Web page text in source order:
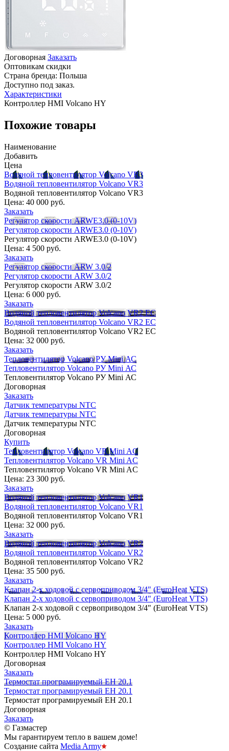
Договорная Заказать
Оптовикам скидки
Страна бренда: Польша
Доступно под заказ.
Характеристики
Контроллер HMI Volcano HY
Похожие товары
Наименование
Добавить
Цена
Водяной тепловентилятор Volcano VR3
Водяной тепловентилятор Volcano VR3
Водяной тепловентилятор Volcano VR3
Цена: 40 000 руб.
Заказать
Регулятор скорости ARWE3.0 (0-10V)
Регулятор скорости ARWE3.0 (0-10V)
Регулятор скорости ARWE3.0 (0-10V)
Цена: 4 500 руб.
Заказать
Регулятор скорости ARW 3.0/2
Регулятор скорости ARW 3.0/2
Регулятор скорости ARW 3.0/2
Цена: 6 000 руб.
Заказать
Водяной тепловентилятор Volcano VR2 EC
Водяной тепловентилятор Volcano VR2 EC
Водяной тепловентилятор Volcano VR2 EC
Цена: 32 000 руб.
Заказать
Тепловентилятор Volcano РУ Mini АС
Тепловентилятор Volcano РУ Mini АС
Тепловентилятор Volcano РУ Mini АС
Договорная
Заказать
Датчик температуры NTC
Датчик температуры NTC
Датчик температуры NTC
Договорная
Купить
Тепловентилятор Volcano VR Mini AC
Тепловентилятор Volcano VR Mini AC
Тепловентилятор Volcano VR Mini AC
Цена: 23 300 руб.
Заказать
Водяной тепловентилятор Volcano VR1
Водяной тепловентилятор Volcano VR1
Водяной тепловентилятор Volcano VR1
Цена: 32 000 руб.
Заказать
Водяной тепловентилятор Volcano VR2
Водяной тепловентилятор Volcano VR2
Водяной тепловентилятор Volcano VR2
Цена: 35 500 руб.
Заказать
Клапан 2-х ходовой с сервоприводом 3/4" (EuroHeat VTS)
Клапан 2-х ходовой с сервоприводом 3/4" (EuroHeat VTS)
Клапан 2-х ходовой с сервоприводом 3/4" (EuroHeat VTS)
Цена: 5 000 руб.
Заказать
Контроллер HMI Volcano HY
Контроллер HMI Volcano HY
Контроллер HMI Volcano HY
Договорная
Заказать
Термостат програмируемый EH 20.1
Термостат програмируемый EH 20.1
Термостат програмируемый EH 20.1
Договорная
Заказать
© Газмастер
Мы гарантируем тепло в вашем доме!
Создание сайта Media Army